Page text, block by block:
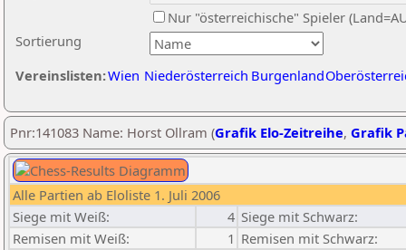
Sortierung
Nur "österreichische" Spieler
Vereinslisten:Wien Niederösterreich Burgenland
Pnr:141083 Name: Horst Ollram (Grafik Elo-Zeitreihe, Grafik
Alle Partien ab Eloliste 1. Juli 2006
Siege mit Weiß:
4 Siege mit Schwarz:
Remisen mit Weiß:
1 Remisen mit Schwarz: